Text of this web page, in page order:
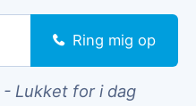
Ring mig op
- Lukket for i dag